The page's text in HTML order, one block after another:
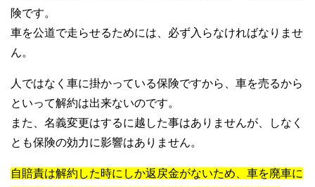
険です。
車を公道で走らせるためには、必ず入らなければなりませ
ん。
人ではなく車に掛かっている保険ですから、車を売るから
といって解約は出来ないのです。
また、名義変更はするに越した事はありませんが、しなく
とも保険の効力に影響はありません。
自賠責は解約した時にしか返戻金がないため、車を廃車に